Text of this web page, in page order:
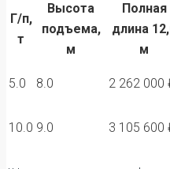
Г/п,
т
Высота
подъема,
м
Полная
длина
м
5.0 8.0 2 262 000
10.0 9.0 3 105 600